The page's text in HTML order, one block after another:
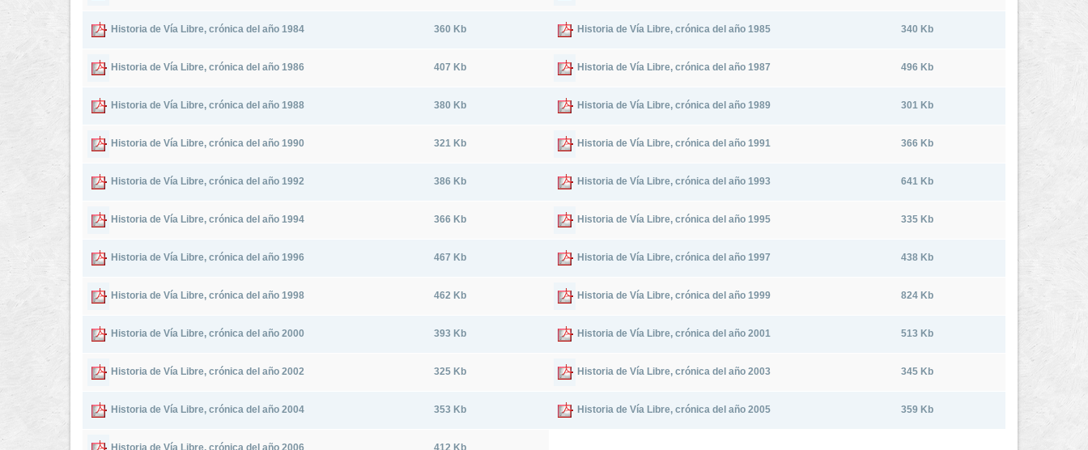
Historia de Vía Libre, crónica del año 1984 360 Kb Historia de Vía Libre, crónica del año 1985 340 Kb
Historia de Vía Libre, crónica del año 1986 407 Kb Historia de Vía Libre, crónica del año 1987 496 Kb
Historia de Vía Libre, crónica del año 1988 380 Kb Historia de Vía Libre, crónica del año 1989 301 Kb
Historia de Vía Libre, crónica del año 1990 321 Kb Historia de Vía Libre, crónica del año 1991 366 Kb
Historia de Vía Libre, crónica del año 1992 386 Kb Historia de Vía Libre, crónica del año 1993 641 Kb
Historia de Vía Libre, crónica del año 1994 366 Kb Historia de Vía Libre, crónica del año 1995 335 Kb
Historia de Vía Libre, crónica del año 1996 467 Kb Historia de Vía Libre, crónica del año 1997 438 Kb
Historia de Vía Libre, crónica del año 1998 462 Kb Historia de Vía Libre, crónica del año 1999 824 Kb
Historia de Vía Libre, crónica del año 2000 393 Kb Historia de Vía Libre, crónica del año 2001 513 Kb
Historia de Vía Libre, crónica del año 2002 325 Kb Historia de Vía Libre, crónica del año 2003 345 Kb
Historia de Vía Libre, crónica del año 2004 353 Kb Historia de Vía Libre, crónica del año 2005 359 Kb
Historia de Vía Libre, crónica del año 2006 412 Kb